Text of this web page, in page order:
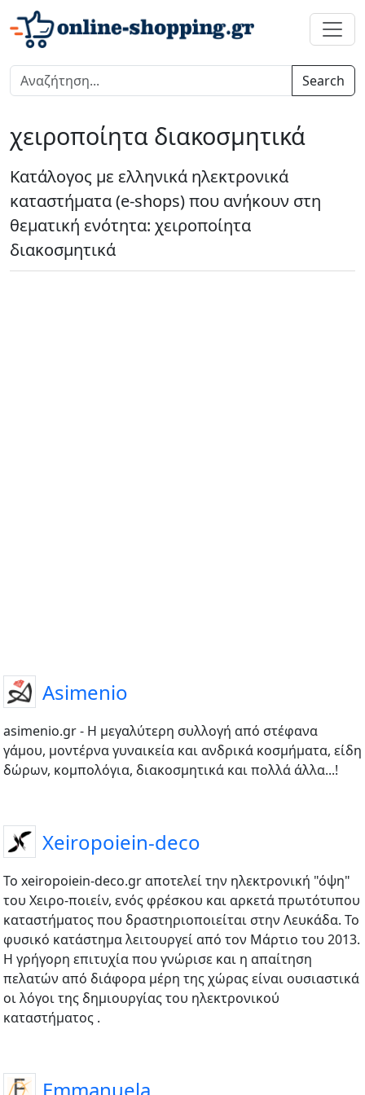
Search
χειροποίητα διακοσμητικά
Κατάλογος με ελληνικά ηλεκτρονικά
καταστήματα (e-shops) που ανήκουν στη
θεματική ενότητα: χειροποίητα
διακοσμητικά
Asimenio
asimenio.gr - Η μεγαλύτερη συλλογή από στέφανα
γάμου, μοντέρνα γυναικεία και ανδρικά κοσμήματα, είδη
δώρων, κομπολόγια, διακοσμητικά και πολλά άλλα...!
Xeiropoiein-deco
Το xeiropoiein-deco.gr αποτελεί την ηλεκτρονική "όψη"
του Χειρο-ποιείν, ενός φρέσκου και αρκετά πρωτότυπου
καταστήματος που δραστηριοποιείται στην Λευκάδα. Το
φυσικό κατάστημα λειτουργεί από τον Μάρτιο του 2013.
Η γρήγορη επιτυχία που γνώρισε και η απαίτηση
πελατών από διάφορα μέρη της χώρας είναι ουσιαστικά
οι λόγοι της δημιουργίας του ηλεκτρονικού
καταστήματος .